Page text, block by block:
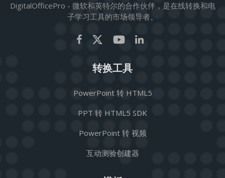
DigitalOfficePro - 微软和英特尔的合作伙伴，是在线转换和电
子学习工具的市场领导者。
转换工具
PowerPoint 转 HTML5
PPT 转 HTML5 SDK
PowerPoint 转 视频
互动测验创建器